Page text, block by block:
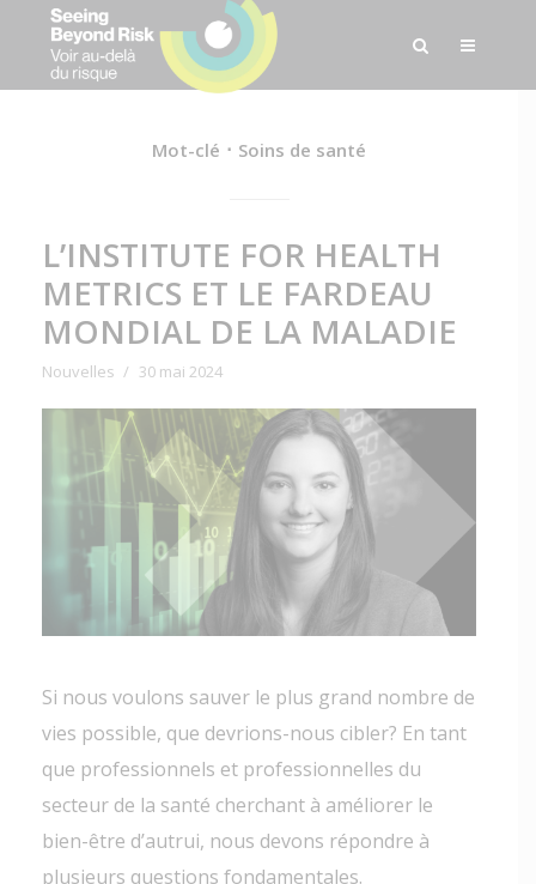
Mot-clé Soins de santé
L’INSTITUTE FOR HEALTH
METRICS ET LE FARDEAU
MONDIAL DE LA MALADIE
Nouvelles 30 mai 2024
Si nous voulons sauver le plus grand nombre de
vies possible, que devrions-nous cibler? En tant
que professionnels et professionnelles du
secteur de la santé cherchant à améliorer le
bien-être d’autrui, nous devons répondre à
plusieurs questions fondamentales.